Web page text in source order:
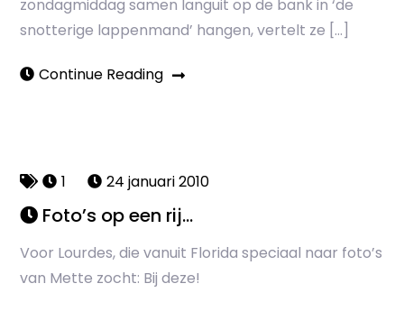
zondagmiddag samen languit op de bank in ‘de
snotterige lappenmand’ hangen, vertelt ze […]
Continue Reading
1 24 januari 2010
Foto’s op een rij…
Voor Lourdes, die vanuit Florida speciaal naar foto’s
van Mette zocht: Bij deze!